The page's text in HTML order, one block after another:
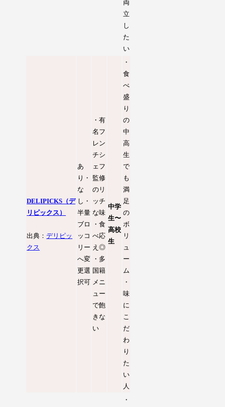
両
立
し
た
い
DELIPICKS（デ
リピックス）
出典：デリピッ
クス
あ
り・
な
し・
半量
ブロ
ッコ
リー
へ変
更選
択可
・有
名フ
レン
チシ
ェフ
監修
のリ
ッチ
な味
・食
べ応
え◎
・多
国籍
メニ
ュー
で飽
きな
い
中学
生〜
高校
生
・
食
べ
盛
り
の
中
高
生
で
も
満
足
の
ボ
リ
ュ
ー
ム
・
味
に
こ
だ
わ
り
た
い
人
・